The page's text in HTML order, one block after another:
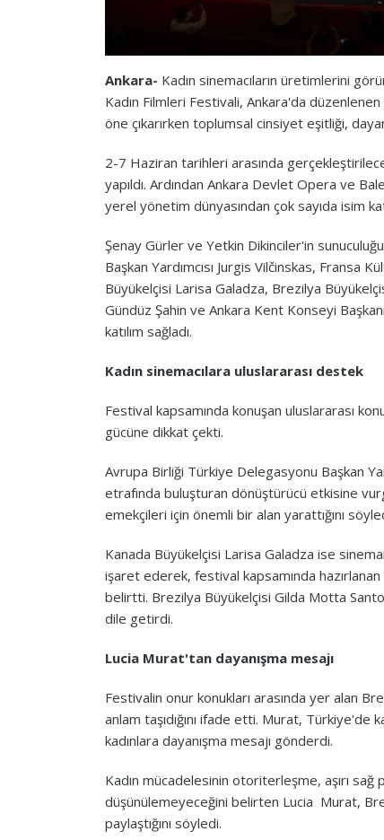
Ankara- Kadın sinemacıların üretimlerini
Kadın Filmleri Festivali, Ankara'da
öne çıkarırken toplumsal cinsiyet eşitliği,
2-7 Haziran tarihleri arasında
yapıldı. Ardından Ankara Devlet Opera ve
yerel yönetim dünyasından çok sayıda isim
Şenay Gürler ve Yetkin Dikinciler'in
Başkan Yardımcısı Jurgis Vilčinskas,
Büyükelçisi Larisa Galadza, Brezilya
Gündüz Şahin ve Ankara Kent Konseyi
katılım sağladı.
Kadın sinemacılara uluslararası destek
Festival kapsamında konuşan uluslararası
gücüne dikkat çekti.
Avrupa Birliği Türkiye Delegasyonu Başkan
etrafında buluşturan dönüştürücü etkisine
emekçileri için önemli bir alan yarattığını
Kanada Büyükelçisi Larisa Galadza ise
işaret ederek, festival kapsamında hazırlanan
belirtti. Brezilya Büyükelçisi Gilda Motta
dile getirdi.
Lucia Murat'tan dayanışma mesajı
Festivalin onur konukları arasında yer alan
anlam taşıdığını ifade etti. Murat,
kadınlara dayanışma mesajı gönderdi.
Kadın mücadelesinin otoriterleşme, aşırı
düşünülemeyeceğini belirten Lucia Murat,
paylaştığını söyledi.